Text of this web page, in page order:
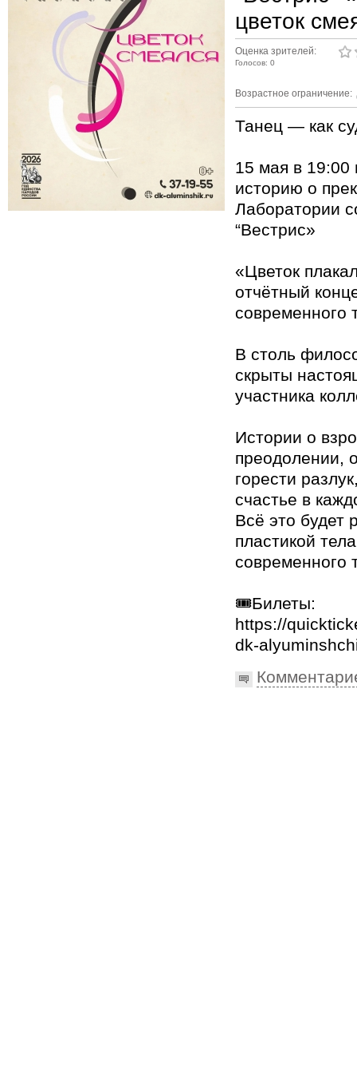
цветок
Оценка зрителей:
Голосов: 0
Возрастное ограничение:
Танец — как
15 мая в 19:00
историю о
Лаборатории
“Вестрис»
«Цветок
отчётный
современного
В столь
скрыты
участника
Истории о
преодолении,
горести
счастье в
Всё это будет
пластикой
современного
🎟️Билеты:
https://
dk-